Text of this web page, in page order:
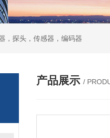
，探头，传感器，编码器
产品展示 /